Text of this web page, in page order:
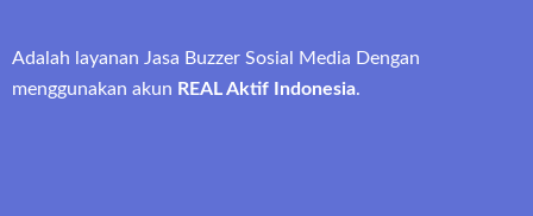
Adalah layanan Jasa Buzzer Sosial Media Dengan
menggunakan akun REAL Aktif Indonesia.